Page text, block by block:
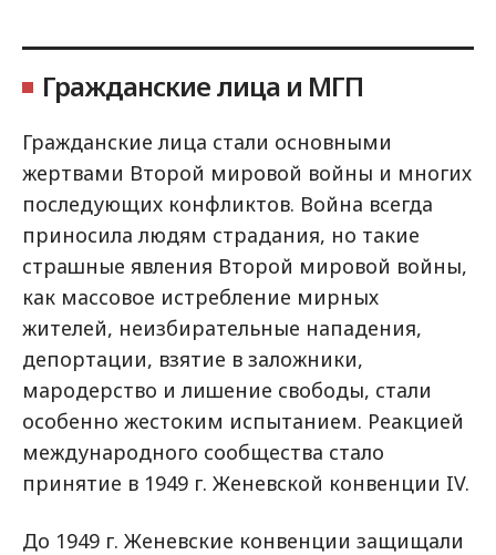
Гражданские лица и МГП
Гражданские лица стали основными
жертвами Второй мировой войны и многих
последующих конфликтов. Война всегда
приносила людям страдания, но такие
страшные явления Второй мировой войны,
как массовое истребление мирных
жителей, неизбирательные нападения,
депортации, взятие в заложники,
мародерство и лишение свободы, стали
особенно жестоким испытанием. Реакцией
международного сообщества стало
принятие в 1949 г. Женевской конвенции IV.
До 1949 г. Женевские конвенции защищали